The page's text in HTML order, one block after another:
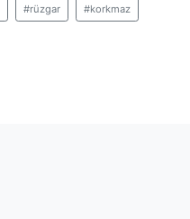
#rüzgar #korkmaz